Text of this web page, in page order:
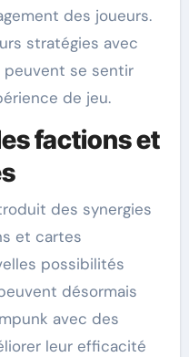
des joueurs.
stratégies avec
se sentir
de jeu.
factions et
des synergies
et cartes
possibilités
désormais
avec des
leur efficacité